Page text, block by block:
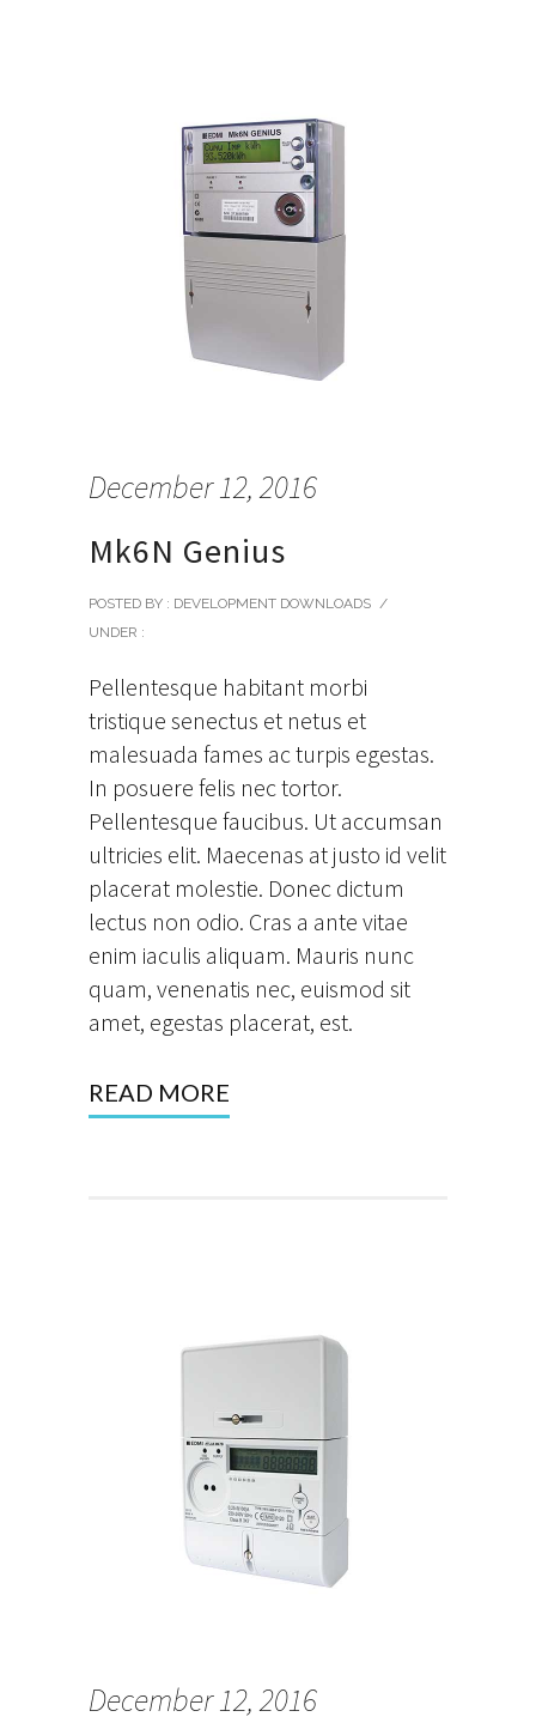
December 12, 2016
Mk6N Genius
POSTED BY : DEVELOPMENT DOWNLOADS /
UNDER :
Pellentesque habitant morbi
tristique senectus et netus et
malesuada fames ac turpis egestas.
In posuere felis nec tortor.
Pellentesque faucibus. Ut accumsan
ultricies elit. Maecenas at justo id velit
placerat molestie. Donec dictum
lectus non odio. Cras a ante vitae
enim iaculis aliquam. Mauris nunc
quam, venenatis nec, euismod sit
amet, egestas placerat, est.
READ MORE
December 12, 2016